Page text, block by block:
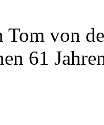
Tom von
61